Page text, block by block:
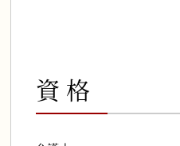
資格